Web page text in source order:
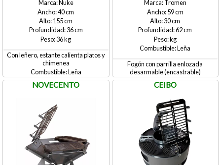
Ñuke
40
155
36
36
Con leñero, estante calienta platos y
chimenea
Leña
Tromen
59
30
62
Leña
Fogón con parrilla enlozada
desarmable (encastrable)
NOVECENTO CEIBO